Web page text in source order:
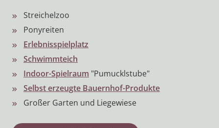
Streichelzoo
Ponyreiten
Erlebnisspielplatz
Schwimmteich
Indoor-Spielraum "Pumucklstube"
Selbst erzeugte Bauernhof-Produkte
Großer Garten und Liegewiese